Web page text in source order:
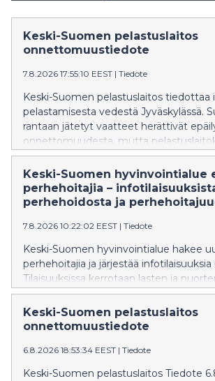
Keski-Suomen pelastuslaitos
onnettomuustiedote
7.8.2026 17:55:10 EEST | Tiedote
Keski-Suomen pelastuslaitos tiedottaa
pelastamisesta vedestä Jyväskylässä.
rantaan jätetyt vaatteet herättivät
onnettomuudesta, mutta
tiedustelulla todettiin, ettei kukaan
Pelastustoimia ei tarvittu.
Keski-Suomen hyvinvointialue
perhehoitajia –
perhehoidosta ja
7.8.2026 10:22:02 EEST | Tiedote
Keski-Suomen hyvinvointialue hakee
perhehoitajia ja järjestää infotilaisuuksia
Tilaisuuksissa kerrotaan lasten ja
vammaisten lasten, nuorten ja
perhehoidosta. Ilmoittaudu
sähköpostitse. Seuraavat valmennukset
Keski-Suomen pelastuslaitos
onnettomuustiedote
6.8.2026 18:53:34 EEST | Tiedote
Keski-Suomen pelastuslaitos Tiedote